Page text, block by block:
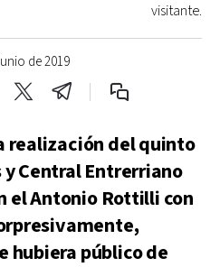
de 2019
visitante.
realización del quinto
Central Entrerriano
el Antonio Rottilli con
hubiera público de